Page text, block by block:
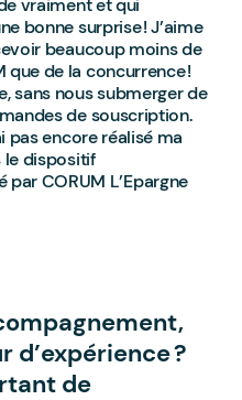
vraiment et qui
bonne surprise ! J’aime
beaucoup moins de
que de la concurrence !
sans nous submerger de
de souscription.
pas encore réalisé ma
le dispositif
CORUM L’Epargne
d’expérience ?
de